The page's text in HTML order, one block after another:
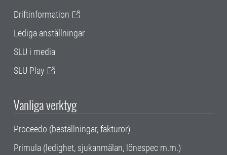
Driftinformation
Lediga anställningar
SLU i media
SLU Play
Vanliga verktyg
Proceedo (beställningar, fakturor)
Primula (ledighet, sjukanmälan, lönespec m.m.)